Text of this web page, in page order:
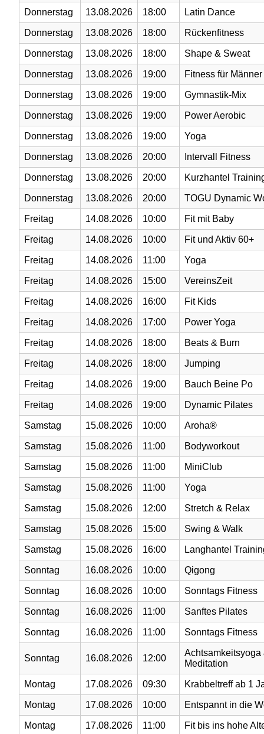
Donnerstag 13.08.2026 18:00 Latin Dance
Donnerstag 13.08.2026 18:00 Rückenfitness
Donnerstag 13.08.2026 18:00 Shape & Sweat
Donnerstag 13.08.2026 19:00 Fitness für Männer
Donnerstag 13.08.2026 19:00 Gymnastik-Mix
Donnerstag 13.08.2026 19:00 Power Aerobic
Donnerstag 13.08.2026 19:00 Yoga
Donnerstag 13.08.2026 20:00 Intervall Fitness
Donnerstag 13.08.2026 20:00 Kurzhantel
Donnerstag 13.08.2026 20:00 TOGU Dynamic
Freitag 14.08.2026 10:00 Fit mit Baby
Freitag 14.08.2026 10:00 Fit und Aktiv 60+
Freitag 14.08.2026 11:00 Yoga
Freitag 14.08.2026 15:00 VereinsZeit
Freitag 14.08.2026 16:00 Fit Kids
Freitag 14.08.2026 17:00 Power Yoga
Freitag 14.08.2026 18:00 Beats & Burn
Freitag 14.08.2026 18:00 Jumping
Freitag 14.08.2026 19:00 Bauch Beine Po
Freitag 14.08.2026 19:00 Dynamic Pilates
Samstag 15.08.2026 10:00 Aroha®
Samstag 15.08.2026 11:00 Bodyworkout
Samstag 15.08.2026 11:00 MiniClub
Samstag 15.08.2026 11:00 Yoga
Samstag 15.08.2026 12:00 Stretch & Relax
Samstag 15.08.2026 15:00 Swing & Walk
Samstag 15.08.2026 16:00 Langhantel
Sonntag 16.08.2026 10:00 Qigong
Sonntag 16.08.2026 10:00 Sonntags Fitness
Sonntag 16.08.2026 11:00 Sanftes Pilates
Sonntag 16.08.2026 11:00 Sonntags Fitness
Sonntag 16.08.2026 12:00
Achtsamkeitsyoga
Meditation
Montag 17.08.2026 09:30 Krabbeltreff ab 1
Montag 17.08.2026 10:00 Entspannt in die
Montag 17.08.2026 11:00 Fit bis ins hohe